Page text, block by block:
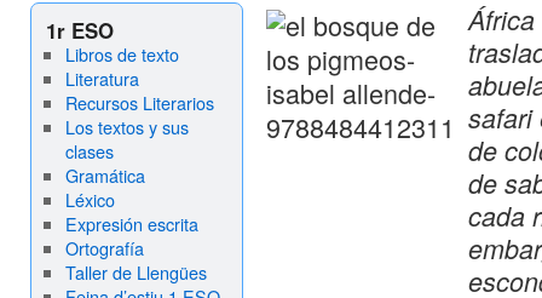
1r ESO
Libros de texto
Literatura
Recursos Literarios
Los textos y sus
clases
Gramática
Léxico
Expresión escrita
Ortografía
Taller de Llengües
safari
de
de
cada